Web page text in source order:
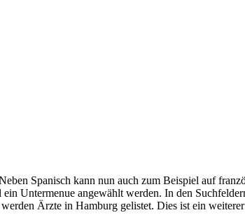
Spanisch kann nun auch zum Beispiel auf
Untermenue angewählt werden. In den
Ärzte in Hamburg gelistet. Dies ist ein